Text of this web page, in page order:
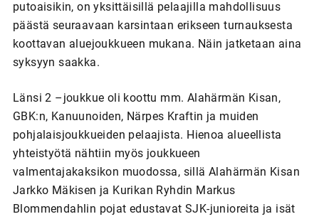
putoaisikin, on yksittäisillä pelaajilla mahdollisuus
päästä seuraavaan karsintaan erikseen turnauksesta
koottavan aluejoukkueen mukana. Näin jatketaan aina
syksyyn saakka.
Länsi 2 –joukkue oli koottu mm. Alahärmän Kisan,
GBK:n, Kanuunoiden, Närpes Kraftin ja muiden
pohjalaisjoukkueiden pelaajista. Hienoa alueellista
yhteistyötä nähtiin myös joukkueen
valmentajakaksikon muodossa, sillä Alahärmän Kisan
Jarkko Mäkisen ja Kurikan Ryhdin Markus
Blommendahlin pojat edustavat SJK-junioreita ja isät